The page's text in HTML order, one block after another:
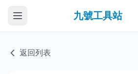
九號工具站
返回列表